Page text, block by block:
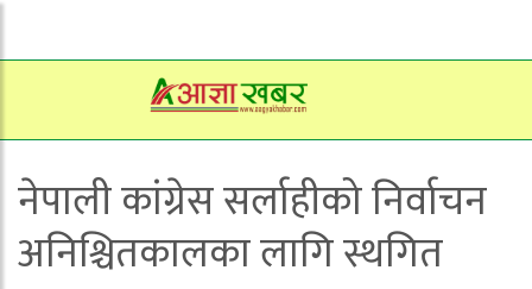
नेपाली कांग्रेस सर्लाहीको निर्वाचन
अनिश्चितकालका लागि स्थगित